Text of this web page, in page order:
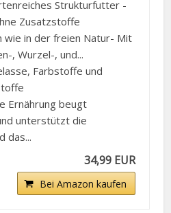
Strukturfutter -
Zusatzstoffe
wie in der freien Natur- Mit
, Wurzel-, und...
Farbstoffe und
Ernährung beugt
unterstützt die
das...
34,99 EUR
Bei Amazon kaufen